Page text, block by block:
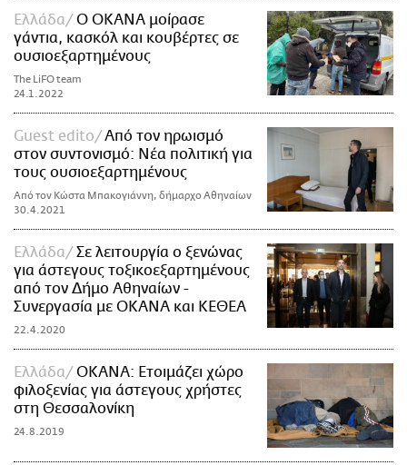
Ελλάδα
Ο ΟΚΑΝΑ μοίρασε
γάντια, κασκόλ και κουβέρτες σε
ουσιοεξαρτημένους
The LiFO team
24.1.2022
Guest edito
Aπό τον ηρωισμό
στον συντονισμό: Νέα πολιτική για
τους ουσιοεξαρτημένους
Από τον Κώστα Μπακογιάννη, δήμαρχο Αθηναίων
30.4.2021
Ελλάδα
Σε λειτουργία ο ξενώνας
για άστεγους τοξικοεξαρτημένους
από τον Δήμο Αθηναίων -
Συνεργασία με ΟΚΑΝΑ και ΚΕΘΕΑ
22.4.2020
Ελλάδα
ΟΚΑΝΑ: Ετοιμάζει χώρο
φιλοξενίας για άστεγους χρήστες
στη Θεσσαλονίκη
24.8.2019